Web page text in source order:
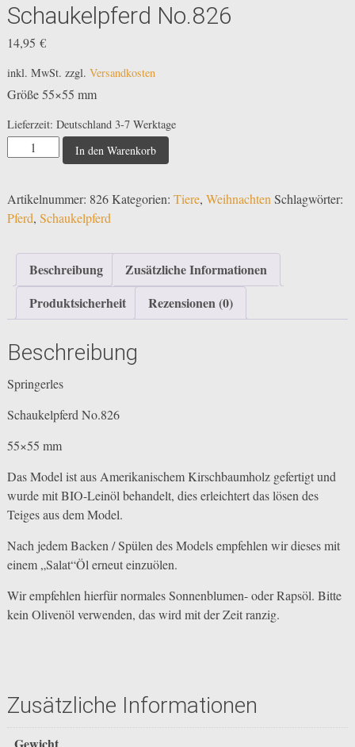
Schaukelpferd No.826
14,95 €
inkl. MwSt. zzgl. Versandkosten
Größe 55×55 mm
Lieferzeit: Deutschland 3-7 Werktage
Schaukelpferd
No.826
In den Warenkorb
Artikelnummer: 826Kategorien: Tiere, Weihnachten Schlagwörter:
Pferd, Schaukelpferd
Beschreibung
Zusätzliche Informationen
Produktsicherheit
Rezensionen (0)
Beschreibung
Springerles
Schaukelpferd No.826
55×55 mm
Das Model ist aus Amerikanischem Kirschbaumholz gefertigt und
wurde mit BIO-Leinöl behandelt, dies erleichtert das lösen des
Teiges aus dem Model.
Nach jedem Backen / Spülen des Models empfehlen wir dieses mit
einem „Salat“Öl erneut einzuölen.
Wir empfehlen hierfür normales Sonnenblumen- oder Rapsöl. Bitte
kein Olivenöl verwenden, das wird mit der Zeit ranzig.
Zusätzliche Informationen